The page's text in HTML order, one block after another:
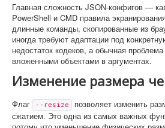
Главная сложность JSON-конфигов —
PowerShell и CMD правила
длинные команды, скопированные из
иногда требуют адаптации под
недостаток кодеков, а обычная
вложенными объектами в аргументах.
Изменение размера
Флаг --resize
позволяет изменить
сжатием. Это одна из самых важных